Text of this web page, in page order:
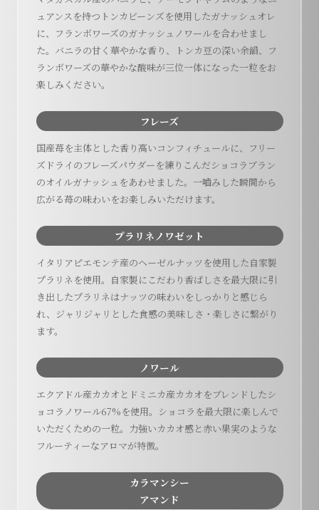
ュアンスを持つトンカビーンズを使用したガナッシュオレ
に、フランボワーズのガナッシュノワールを合わせまし
た。バニラの甘く華やかな香り、トンカ豆の深い余韻、フ
ランボワーズの華やかな酸味が三位一体になった一粒をお
楽しみください。
フレーズ
国産苺を主体とした香り高いコンフィチュールに、フリー
ズドライのフレーズパウダーを練りこんだショコラブラン
のオイルガナッシュをあわせました。一嚙みした瞬間から
広がる苺の味わいをお楽しみいただけます。
プラリネノワゼット
イタリアピエモンテ産のヘーゼルナッツを使用した自家製
プラリネを使用。自家製にこだわり香ばしさを最大限に引
き出したプラリネはナッツの味わいをしっかりと感じら
れ、ジャリジャリとした食感の美味しさ・楽しさに繋がり
ます。
ノワール
エクアドル産カカオとドミニカ産カカオをブレンドしたシ
ョコラノワール67%を使用。ショコラを最大限に楽しんで
いただくための一粒。力強いカカオ感と赤い果実のような
フルーティーなアロマが特徴。
カラマンシー
アマンド